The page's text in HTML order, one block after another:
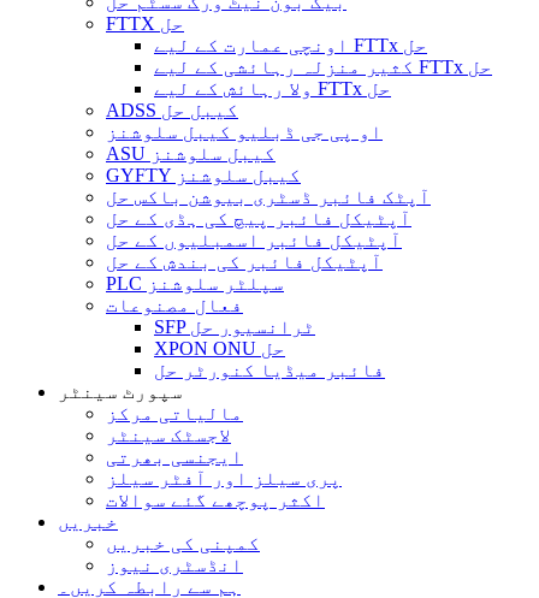
FTTX حل
اونچی عمارت کے لیے FTTx حل
کثیر منزلہ رہائشی کے لیے FTTx حل
ولا رہائش کے لیے FTTx حل
ADSS کیبل حل
او پی جی ڈبلیو کیبل سلوشنز
ASU کیبل سلوشنز
GYFTY کیبل سلوشنز
آپٹک فائبر ڈسٹری بیوشن باکس حل
آپٹیکل فائبر پیچ کی ہڈی کے حل
آپٹیکل فائبر اسمبلیوں کے حل
آپٹیکل فائبر کی بندش کے حل
PLC سپلٹر سلوشنز
فعال مصنوعات
SFP ٹرانسیور حل
XPON ONU حل
فائبر میڈیا کنورٹر حل
سپورٹ سینٹر
مالیاتی مرکز
لاجسٹک سینٹر
ایجنسی بھرتی
پری سیلز اور آفٹر سیلز
اکثر پوچھے گئے سوالات
خبریں
کمپنی کی خبریں
انڈسٹری نیوز
ہم سے رابطہ کریں۔